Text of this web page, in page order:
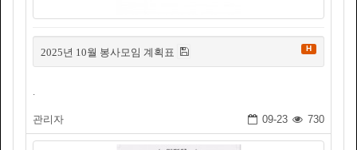
2025년 10월 봉사모임 계획표 H
.
관리자 09-23 730